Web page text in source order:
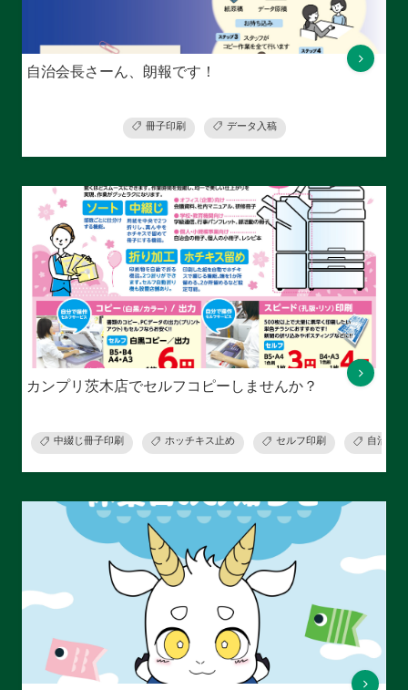
自治会長さーん、朗報です！
冊子印刷 データ入稿
カンプリ茨木店でセルフコピーしませんか？
中綴じ冊子印刷 ホッチキス止め セルフ印刷 自治会